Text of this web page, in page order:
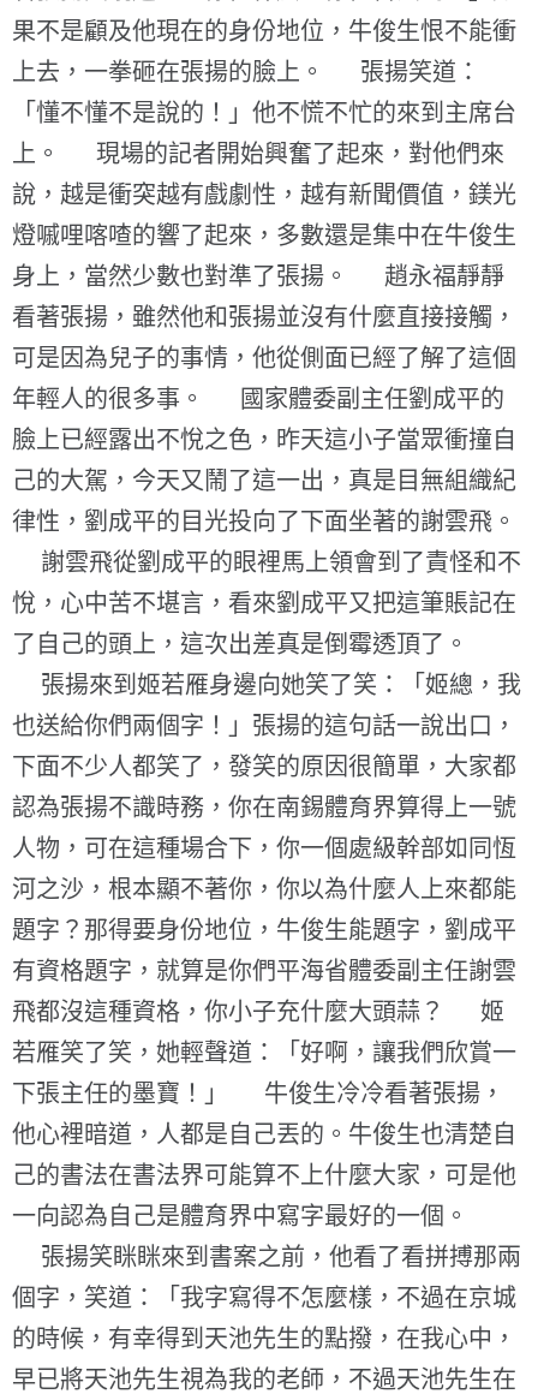
果不是顧及他現在的身份地位，牛俊生恨不能衝
上去，一拳砸在張揚的臉上。 張揚笑道：
「懂不懂不是說的！」他不慌不忙的來到主席台
上。 現場的記者開始興奮了起來，對他們來
說，越是衝突越有戲劇性，越有新聞價值，鎂光
燈嘁哩喀喳的響了起來，多數還是集中在牛俊生
身上，當然少數也對準了張揚。 趙永福靜靜
看著張揚，雖然他和張揚並沒有什麼直接接觸，
可是因為兒子的事情，他從側面已經了解了這個
年輕人的很多事。 國家體委副主任劉成平的
臉上已經露出不悅之色，昨天這小子當眾衝撞自
己的大駕，今天又鬧了這一出，真是目無組織紀
律性，劉成平的目光投向了下面坐著的謝雲飛。
謝雲飛從劉成平的眼裡馬上領會到了責怪和不
悅，心中苦不堪言，看來劉成平又把這筆賬記在
了自己的頭上，這次出差真是倒霉透頂了。
張揚來到姬若雁身邊向她笑了笑：「姬總，我
也送給你們兩個字！」張揚的這句話一說出口，
下面不少人都笑了，發笑的原因很簡單，大家都
認為張揚不識時務，你在南錫體育界算得上一號
人物，可在這種場合下，你一個處級幹部如同恆
河之沙，根本顯不著你，你以為什麼人上來都能
題字？那得要身份地位，牛俊生能題字，劉成平
有資格題字，就算是你們平海省體委副主任謝雲
飛都沒這種資格，你小子充什麼大頭蒜？ 姬
若雁笑了笑，她輕聲道：「好啊，讓我們欣賞一
下張主任的墨寶！」 牛俊生冷冷看著張揚，
他心裡暗道，人都是自己丟的。牛俊生也清楚自
己的書法在書法界可能算不上什麼大家，可是他
一向認為自己是體育界中寫字最好的一個。
張揚笑眯眯來到書案之前，他看了看拼搏那兩
個字，笑道：「我字寫得不怎麼樣，不過在京城
的時候，有幸得到天池先生的點撥，在我心中，
早已將天池先生視為我的老師，不過天池先生在